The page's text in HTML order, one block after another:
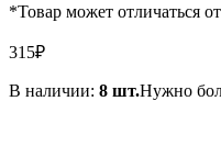
*Товар может отличаться
315₽
В наличии: 8 шт.Нужно